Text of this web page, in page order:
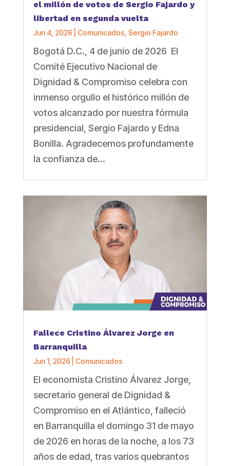
el millón de votos de Sergio Fajardo y
libertad en segunda vuelta
Jun 4, 2026 Comunicados Sergio Fajardo
Bogotá D.C., 4 de junio de 2026 El
Comité Ejecutivo Nacional de
Dignidad & Compromiso celebra con
inmenso orgullo el histórico millón de
votos alcanzado por nuestra fórmula
presidencial, Sergio Fajardo y Edna
Bonilla. Agradecemos profundamente
la confianza de...
Fallece Cristino Álvarez Jorge en
Barranquilla
Jun 1, 2026 Comunicados
El economista Cristino Álvarez Jorge,
secretario general de Dignidad &
Compromiso en el Atlántico, falleció
en Barranquilla el domingo 31 de mayo
de 2026 en horas de la noche, a los 73
años de edad, tras varios quebrantos